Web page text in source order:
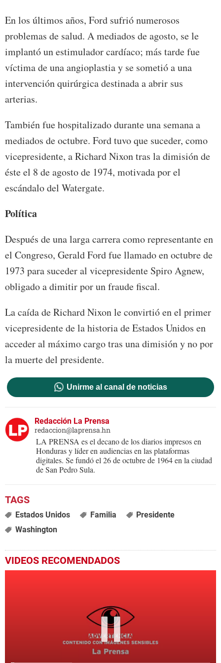
En los últimos años, Ford sufrió numerosos
problemas de salud. A mediados de agosto, se le
implantó un estimulador cardíaco; más tarde fue
víctima de una angioplastia y se sometió a una
intervención quirúrgica destinada a abrir sus
arterias.
También fue hospitalizado durante una semana a
mediados de octubre. Ford tuvo que suceder, como
vicepresidente, a Richard Nixon tras la dimisión de
éste el 8 de agosto de 1974, motivada por el
escándalo del Watergate.
Política
Después de una larga carrera como representante en
el Congreso, Gerald Ford fue llamado en octubre de
1973 para suceder al vicepresidente Spiro Agnew,
obligado a dimitir por un fraude fiscal.
La caída de Richard Nixon le convirtió en el primer
vicepresidente de la historia de Estados Unidos en
acceder al máximo cargo tras una dimisión y no por
la muerte del presidente.
Unirme al canal de noticias
Redacción La Prensa
redaccion@laprensa.hn
LA PRENSA es el decano de los diarios impresos en
Honduras y líder en audiencias en las plataformas
digitales. Se fundó el 26 de octubre de 1964 en la ciudad
de San Pedro Sula.
Estados Unidos Familia
Presidente
Washington
VIDEOS RECOMENDADOS